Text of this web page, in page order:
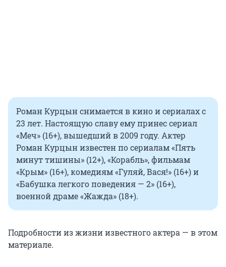
Роман Курцын снимается в кино и сериалах с
23 лет. Настоящую славу ему принес сериал
«Меч» (16+), вышедший в 2009 году. Актер
Роман Курцын известен по сериалам «Пять
минут тишины» (12+), «Корабль», фильмам
«Крым» (16+), комедиям «Гуляй, Вася!» (16+) и
«Бабушка легкого поведения — 2» (16+),
военной драме «Жажда» (18+).
Подробности из жизни известного актера — в этом
материале.